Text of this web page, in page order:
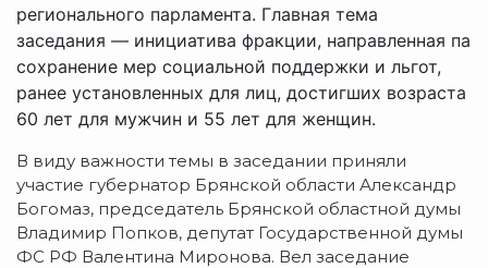
регионального парламента. Главная тема
заседания — инициатива фракции, направленная па
сохранение мер социальной поддержки и льгот,
ранее установленных для лиц, достигших возраста
60 лет для мужчин и 55 лет для женщин.
В виду важности темы в заседании приняли
участие губернатор Брянской области Александр
Богомаз, председатель Брянской областной думы
Владимир Попков, депутат Государственной думы
ФС РФ Валентина Миронова. Вел заседание